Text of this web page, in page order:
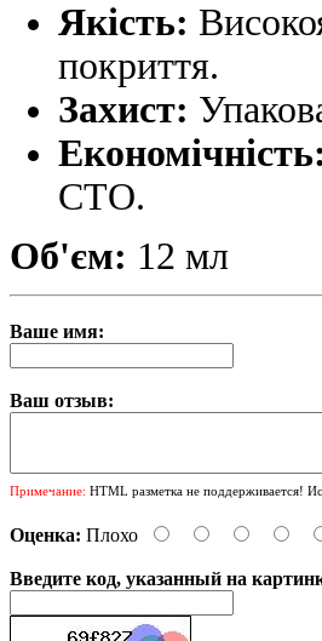
Якість:
покриття.
Захист:
Економічність:
СТО.
Об'єм: 12 мл
Ваше имя:
Ваш отзыв:
Примечание: HTML разметка не поддерживается!
Оценка: Плохо
Введите код, указанный на